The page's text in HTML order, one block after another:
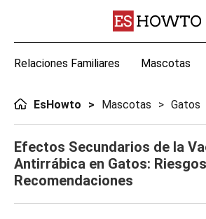
Relaciones Familiares Mascotas
EsHowto Mascotas Gatos
Efectos Secundarios de la
Antirrábica en Gatos:
Recomendaciones